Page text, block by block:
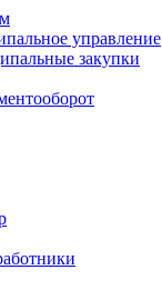
управление
закупки